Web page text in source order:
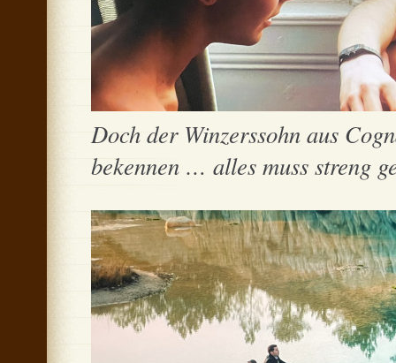
Doch der Winzerssohn aus
bekennen … alles muss streng